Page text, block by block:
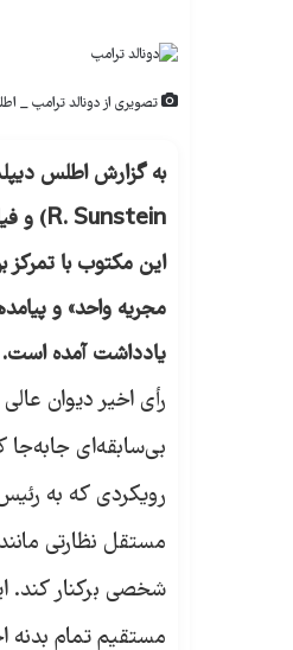
تصویری از دونالد ترامپ _
این مکتوب با تمرکز
مجریه واحد» و
یادداشت آمده است.
رأی اخیر دیوان
بی‌سابقه‌ای جابه‌جا
رویکردی که به
مستقل نظارتی
شخصی برکنار کند.
مستقیم تمام بدنه